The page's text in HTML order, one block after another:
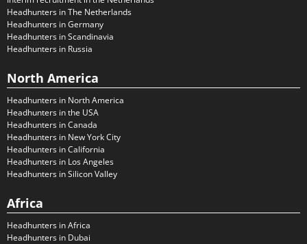
Headhunters in The Netherlands
Headhunters in Germany
Headhunters in Scandinavia
Headhunters in Russia
North America
Headhunters in North America
Headhunters in the USA
Headhunters in Canada
Headhunters in New York City
Headhunters in California
Headhunters in Los Angeles
Headhunters in Silicon Valley
Africa
Headhunters in Africa
Headhunters in Dubai